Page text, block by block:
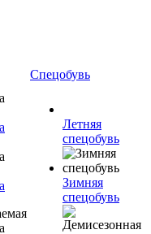
Спецобувь
Летняя
спецобувь
Зимняя
спецобувь